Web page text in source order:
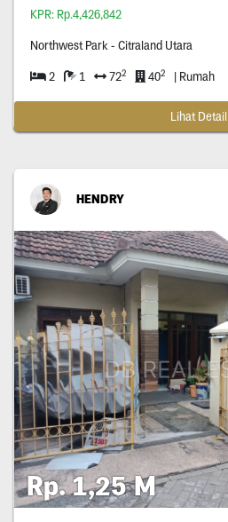
KPR: Rp.4,426,842
Northwest Park - Citraland Utara
2 1 722 402 | Rumah
Lihat Detail
HENDRY
Rp. 1,25 M